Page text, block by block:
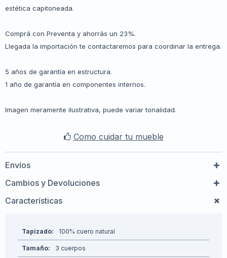
estética capitoneada.
Comprá con Preventa y ahorrás un 23%.
Llegada la importación te contactaremos para coordinar la entrega.
5 años de garantía en estructura.
1 año de garantía en componentes internos.
Imagen meramente ilustrativa, puede variar tonalidad.
Como cuidar tu mueble
Envíos
Cambios y Devoluciones
Características
Tapizado 100% cuero natural
Tamaño 3 cuerpos